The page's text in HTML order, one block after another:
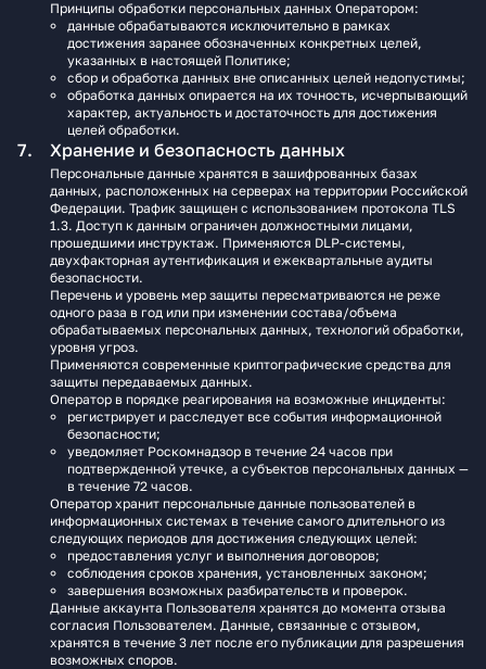
Принципы обработки персональных данных Оператором:
данные обрабатываются исключительно в рамках
достижения заранее обозначенных конкретных целей,
указанных в настоящей Политике;
сбор и обработка данных вне описанных целей недопустимы;
обработка данных опирается на их точность, исчерпывающий
характер, актуальность и достаточность для достижения
целей обработки.
Хранение и безопасность данных
Персональные данные хранятся в зашифрованных базах
данных, расположенных на серверах на территории Российской
Федерации. Трафик защищен с использованием протокола TLS
1.3. Доступ к данным ограничен должностными лицами,
прошедшими инструктаж. Применяются DLP‑системы,
двухфакторная аутентификация и ежеквартальные аудиты
безопасности.
Перечень и уровень мер защиты пересматриваются не реже
одного раза в год или при изменении состава/объема
обрабатываемых персональных данных, технологий обработки,
уровня угроз.
Применяются современные криптографические средства для
защиты передаваемых данных.
Оператор в порядке реагирования на возможные инциденты:
регистрирует и расследует все события информационной
безопасности;
уведомляет Роскомнадзор в течение 24 часов при
подтвержденной утечке, а субъектов персональных данных —
в течение 72 часов.
Оператор хранит персональные данные пользователей в
информационных системах в течение самого длительного из
следующих периодов для достижения следующих целей:
предоставления услуг и выполнения договоров;
соблюдения сроков хранения, установленных законом;
завершения возможных разбирательств и проверок.
Данные аккаунта Пользователя хранятся до момента отзыва
согласия Пользователем. Данные, связанные с отзывом,
хранятся в течение 3 лет после его публикации для разрешения
возможных споров.